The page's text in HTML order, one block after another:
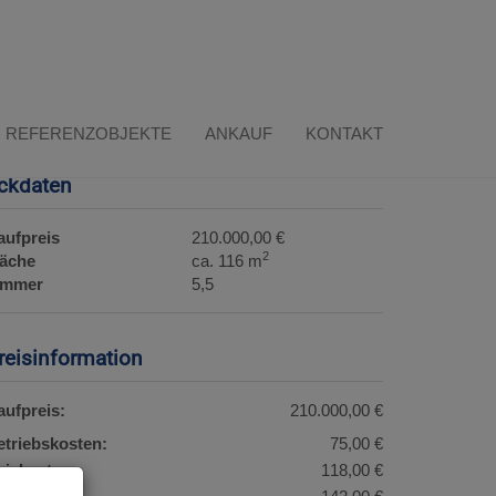
REFERENZOBJEKTE ANKAUF KONTAKT
Download Expose
210.000,00 €
ca. 116 m2
5,5
210.000,00 €
75,00 €
118,00 €